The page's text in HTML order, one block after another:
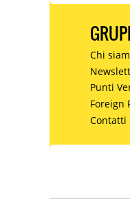
Chi
Punti
Foreign
Contatti